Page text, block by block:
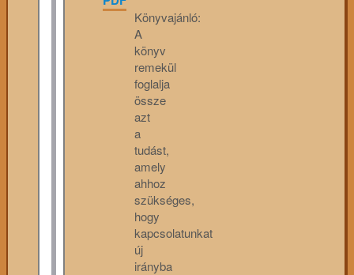
Könyvajánló:
A
könyv
remekül
foglalja
össze
azt
a
tudást,
amely
ahhoz
szükséges,
hogy
kapcsolatunkat
új
irányba